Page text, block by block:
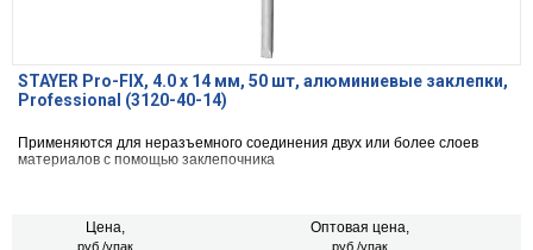
STAYER Pro-FIX, 4.0 х 14 мм, 50 шт, алюминиевые заклепки,
Professional (3120-40-14)
Применяются для неразъемного соединения двух или более слоев
материалов с помощью заклепочника
Цена,
руб./упак
Оптовая цена,
руб./упак